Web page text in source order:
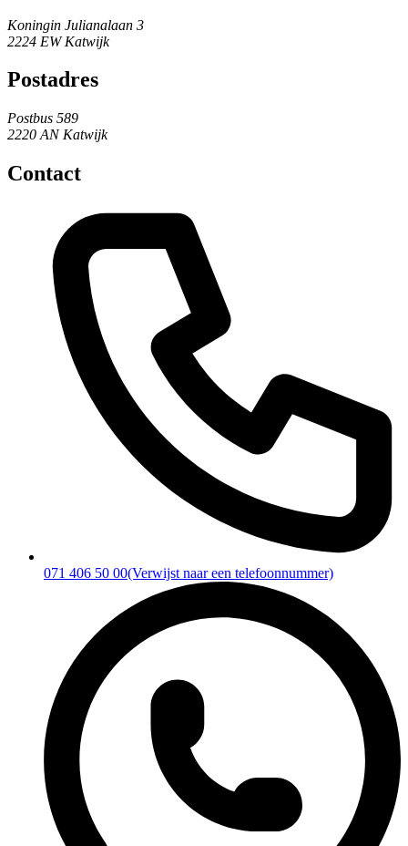
Koningin Julianalaan 3
2224 EW Katwijk
Postadres
Postbus 589
2220 AN Katwijk
Contact
071 406 50 00(Verwijst naar een telefoonnummer)